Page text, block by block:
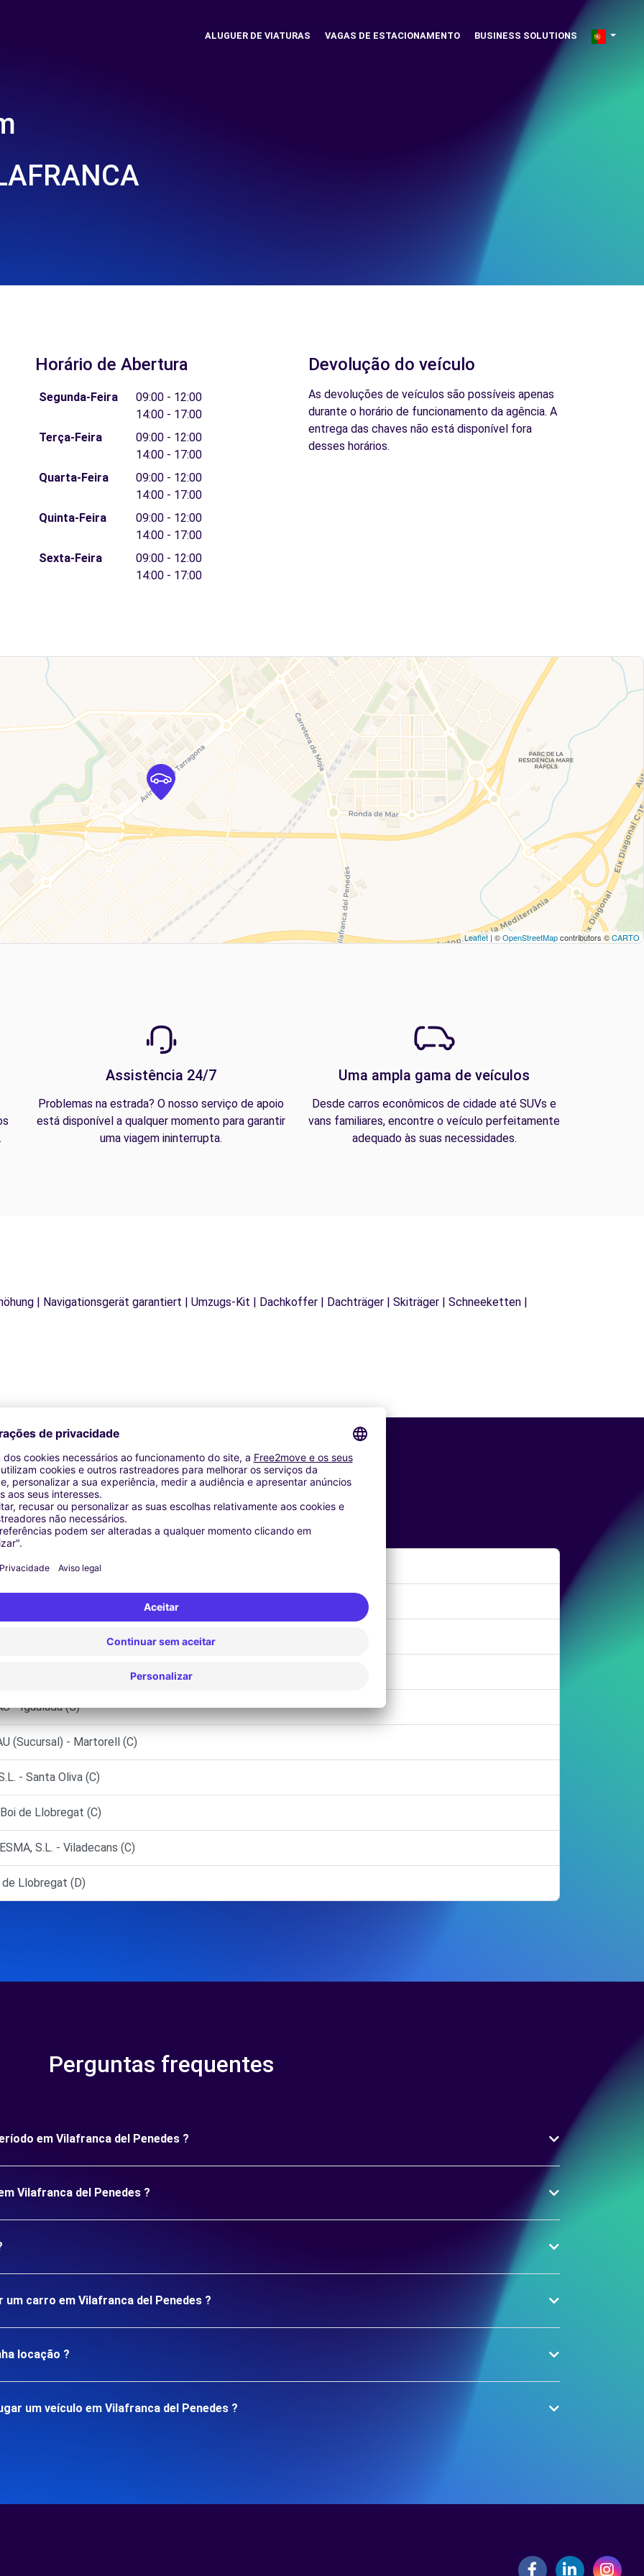
ALUGUER DE VIATURAS VAGAS DE ESTACIONAMENTO BUSINESS SOLUTIONS
Horário de Abertura
Segunda-Feira
09:00 - 12:00
14:00 - 17:00
Terça-Feira
09:00 - 12:00
14:00 - 17:00
Quarta-Feira
09:00 - 12:00
14:00 - 17:00
Quinta-Feira
09:00 - 12:00
14:00 - 17:00
Sexta-Feira
09:00 - 12:00
14:00 - 17:00
Devolução do veículo
As devoluções de veículos são possíveis apenas
durante o horário de funcionamento da agência. A
entrega das chaves não está disponível fora
desses horários.
Leaflet| ©OpenStreetMapcontributors ©CARTO
Assistência 24/7
Problemas na estrada? O nosso serviço de apoio
está disponível a qualquer momento para garantir
uma viagem ininterrupta.
Uma ampla gama de veículos
Desde carros econômicos de cidade até SUVs e
vans familiares, encontre o veículo perfeitamente
adequado às suas necessidades.
| Navigationsgerät garantiert | Umzugs-Kit | Dachkoffer | Dachträger | Skiträger | Schneeketten |
Agências similares
(El) (C)
- Igualada (C)
(Sucursal) - Martorell (C)
- Santa Oliva (C)
de Llobregat (C)
S.L. - Viladecans (C)
de Llobregat (D)
Perguntas frequentes
em Vilafranca del Penedes ?
Vilafranca del Penedes ?
carro em Vilafranca del Penedes ?
locação ?
um veículo em Vilafranca del Penedes ?